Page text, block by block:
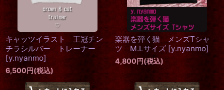
キャッツイラスト 王冠チン
チラシルバー トレーナー
[y.nyanmo]
6,500円(税込)
楽器を弾く猫 メンズTシャ
ツ M.Lサイズ [y.nyanmo]
4,800円(税込)